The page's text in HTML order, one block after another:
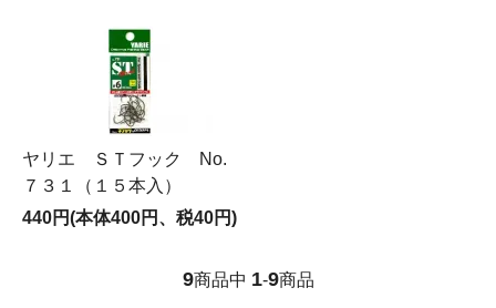
ヤリエ ＳＴフック No.
７３１（１５本入）
440円(本体400円、税40円)
9商品中 1-9商品